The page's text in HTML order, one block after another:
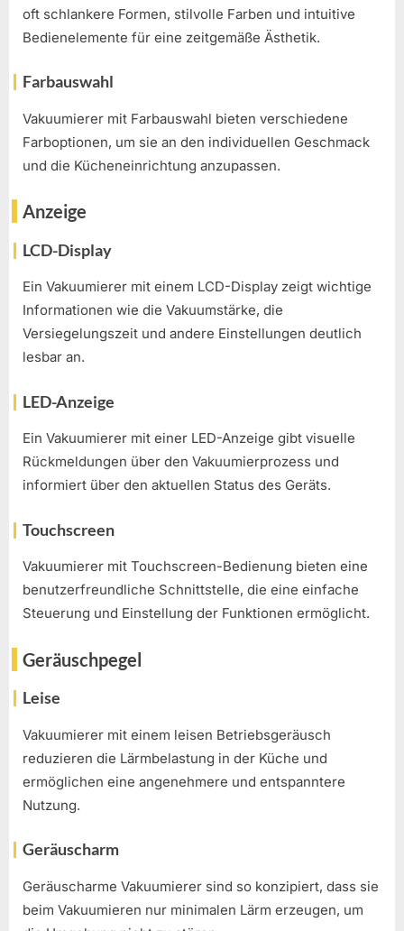
oft schlankere Formen, stilvolle Farben und intuitive
Bedienelemente für eine zeitgemäße Ästhetik.
Farbauswahl
Vakuumierer mit Farbauswahl bieten verschiedene
Farboptionen, um sie an den individuellen Geschmack
und die Kücheneinrichtung anzupassen.
Anzeige
LCD-Display
Ein Vakuumierer mit einem LCD-Display zeigt wichtige
Informationen wie die Vakuumstärke, die
Versiegelungszeit und andere Einstellungen deutlich
lesbar an.
LED-Anzeige
Ein Vakuumierer mit einer LED-Anzeige gibt visuelle
Rückmeldungen über den Vakuumierprozess und
informiert über den aktuellen Status des Geräts.
Touchscreen
Vakuumierer mit Touchscreen-Bedienung bieten eine
benutzerfreundliche Schnittstelle, die eine einfache
Steuerung und Einstellung der Funktionen ermöglicht.
Geräuschpegel
Leise
Vakuumierer mit einem leisen Betriebsgeräusch
reduzieren die Lärmbelastung in der Küche und
ermöglichen eine angenehmere und entspanntere
Nutzung.
Geräuscharm
Geräuscharme Vakuumierer sind so konzipiert, dass sie
beim Vakuumieren nur minimalen Lärm erzeugen, um